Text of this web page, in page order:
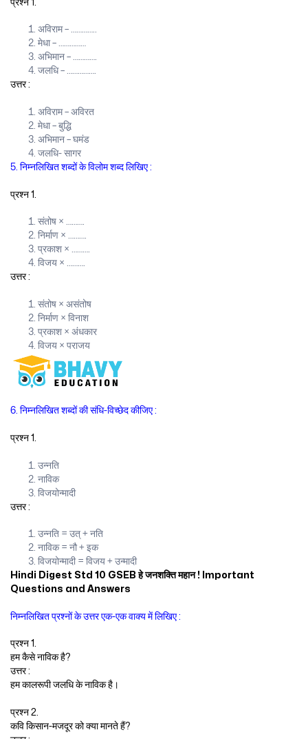
प्रश्न 1.
अविराम – …………..
मेधा – ……………
अभिमान – ………….
जलधि – …………….
उत्तर :
अविराम – अविरत
मेधा – बुद्धि
अभिमान – घमंड
जलधि- सागर
5. निम्नलिखित शब्दों के विलोम शब्द लिखिए :
प्रश्न 1.
संतोष × ……….
निर्माण × ……….
प्रकाश × ……….
विजय × ……….
उत्तर :
संतोष × असंतोष
निर्माण × विनाश
प्रकाश × अंधकार
विजय × पराजय
6. निम्नलिखित शब्दों की संधि-विच्छेद कीजिए :
प्रश्न 1.
उन्नति
नाविक
विजयोन्मादी
उत्तर :
उन्नति = उत् + नति
नाविक = नौ + इक
विजयोन्मादी = विजय + उन्मादी
Hindi Digest Std 10 GSEB हे जनशक्ति महान ! Important
Questions and Answers
निम्नलिखित प्रश्नों के उत्तर एक-एक वाक्य में लिखिए :
प्रश्न 1.
हम कैसे नाविक है?
उत्तर :
हम कालरूपी जलधि के नाविक है।
प्रश्न 2.
कवि किसान-मजदूर को क्या मानते हैं?